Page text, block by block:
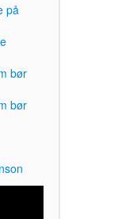
på
bør
bør